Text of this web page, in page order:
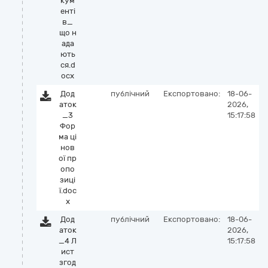
енті
в_
що н
ада
ють
ся.d
ocx
Дод
аток
_3
Фор
ма ці
нов
ої пр
опо
зиці
ї.doc
x
публічний Експортовано:
18-06-
2026,
15:17:58
Дод
аток
_4 Л
ист
згод
публічний Експортовано:
18-06-
2026,
15:17:58